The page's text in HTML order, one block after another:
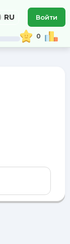
0
RU Войти